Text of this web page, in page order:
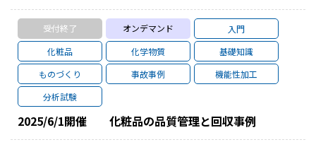
受付終了 オンデマンド
入門
化粧品
化学物質
基礎知識
ものづくり
事故事例
機能性加工
分析試験
2025/6/1開催 化粧品の品質管理と回収事例